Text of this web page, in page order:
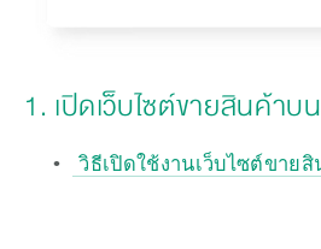
1. เปิดเว็บไซต์ขายสินค้าบ
วิธีเปิดใช้งานเว็บไซต์ขายสิ